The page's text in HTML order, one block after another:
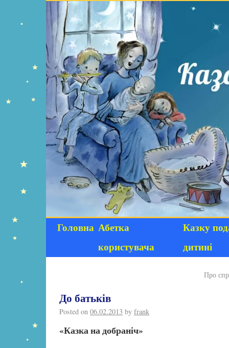
Головна Абетка
користувача
Казку
дитині
Про
До батьків
Posted on 06.02.2013 by frank
«Казка на добраніч»